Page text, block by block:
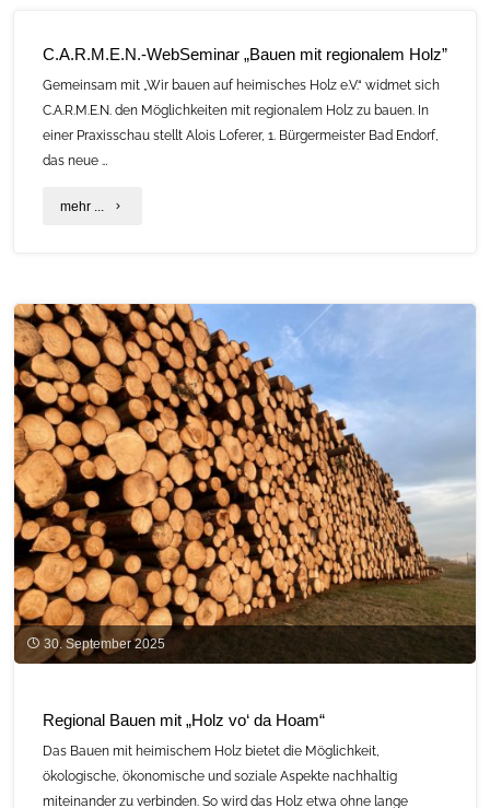
regionale
Wertschöpfung"
C.A.R.M.E.N.-WebSeminar „Bauen mit regionalem Holz”
Gemeinsam mit „Wir bauen auf heimisches Holz e.V.“ widmet sich
C.A.R.M.E.N. den Möglichkeiten mit regionalem Holz zu bauen. In
einer Praxisschau stellt Alois Loferer, 1. Bürgermeister Bad Endorf,
das neue …
mehr ... "C.A.R.M.E.N.-
mit
regionalem
Holz”"
30. September 2025
Regional Bauen mit „Holz vo‘ da Hoam“
Das Bauen mit heimischem Holz bietet die Möglichkeit,
ökologische, ökonomische und soziale Aspekte nachhaltig
miteinander zu verbinden. So wird das Holz etwa ohne lange